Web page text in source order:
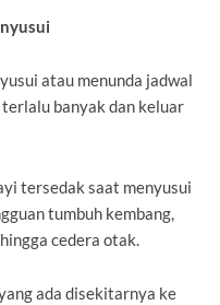
atau menunda jadwal
banyak dan keluar
tersedak saat menyusui
tumbuh kembang,
cedera otak.
ada disekitarnya ke